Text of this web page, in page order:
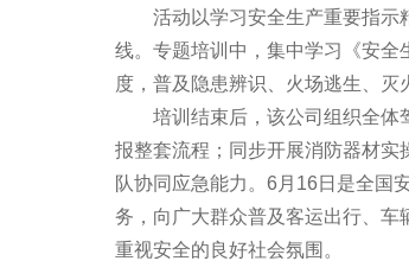
活动以学习安全生产重要指示精
线。专题培训中，集中学习《安全
度，普及隐患辨识、火场逃生、灭
培训结束后，该公司组织全体驾
报整套流程；同步开展消防器材实
队协同应急能力。6月16日是全国
务，向广大群众普及客运出行、车
重视安全的良好社会氛围。